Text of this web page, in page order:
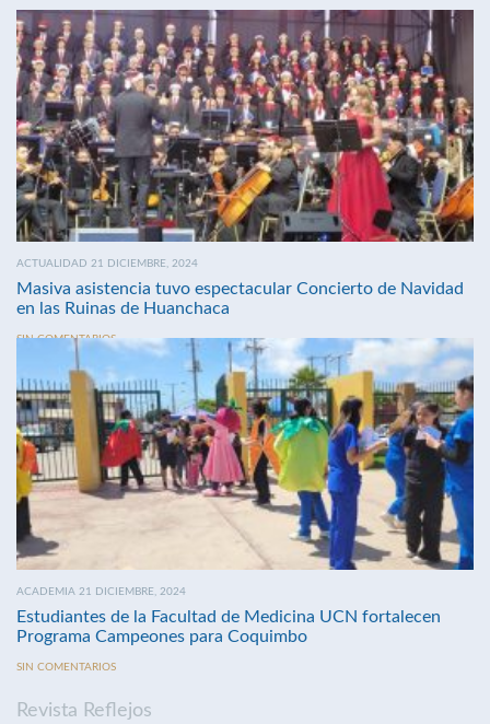
ACTUALIDAD 21 DICIEMBRE, 2024
Masiva asistencia tuvo espectacular Concierto de Navidad
en las Ruinas de Huanchaca
SIN COMENTARIOS
ACADEMIA 21 DICIEMBRE, 2024
Estudiantes de la Facultad de Medicina UCN fortalecen
Programa Campeones para Coquimbo
SIN COMENTARIOS
Revista Reflejos